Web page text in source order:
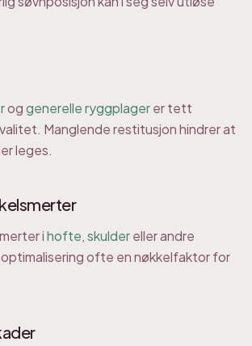
oggenerelle ryggplagerer tett
Manglende restitusjon hindrer at
leges.
ihofte,skuldereller andre
ofte en nøkkelfaktor for